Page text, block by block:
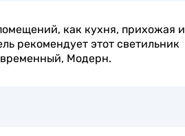
как кухня, прихожая и
рекомендует этот светильник
Модерн.